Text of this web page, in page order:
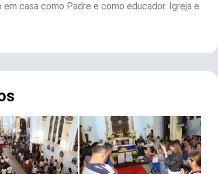
casa como Padre e como educador. Igreja e